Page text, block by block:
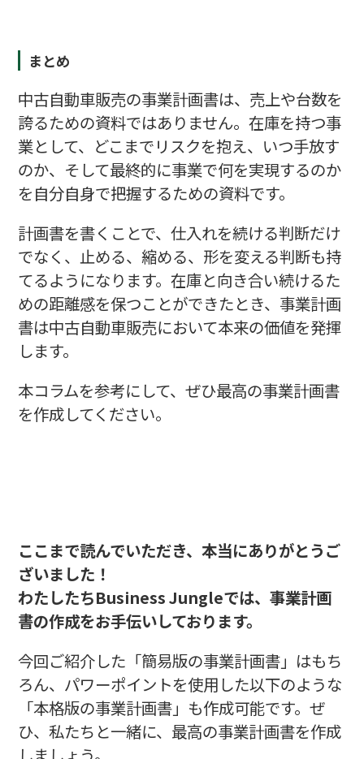
まとめ
中古自動車販売の事業計画書は、売上や台数を
誇るための資料ではありません。在庫を持つ事
業として、どこまでリスクを抱え、いつ手放す
のか、そして最終的に事業で何を実現するのか
を自分自身で把握するための資料です。
計画書を書くことで、仕入れを続ける判断だけ
でなく、止める、縮める、形を変える判断も持
てるようになります。在庫と向き合い続けるた
めの距離感を保つことができたとき、事業計画
書は中古自動車販売において本来の価値を発揮
します。
本コラムを参考にして、ぜひ最高の事業計画書
を作成してください。
ここまで読んでいただき、本当にありがとうご
ざいました！
わたしたちBusiness Jungleでは、事業計画
書の作成をお手伝いしております。
今回ご紹介した「簡易版の事業計画書」はもち
ろん、パワーポイントを使用した以下のような
「本格版の事業計画書」も作成可能です。ぜ
ひ、私たちと一緒に、最高の事業計画書を作成